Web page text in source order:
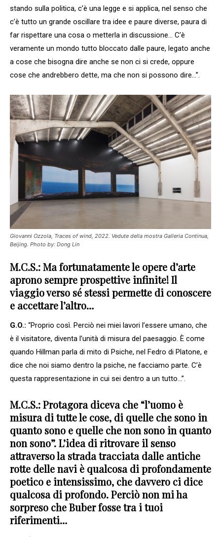
stando sulla politica, c’è una legge e si applica, nel senso che
c’è tutto un grande oscillare tra idee e paure diverse, paura di
far rispettare una cosa o metterla in discussione… C’è
veramente un mondo tutto bloccato dalle paure, legato anche
a cose che bisogna dire anche se non ci si crede, oppure
cose che andrebbero dette, ma che non si possono dire…”.
Giovanni Ozzola, Traces of wind, 2022. Vedute della mostra Galleria Continua,
Beijing. Photo by: Dong Lin
M.C.S.: Ma fortunatamente le opere d’arte
aprono sempre prospettive infinite! Il
viaggio verso sé stessi permette di conoscere
e accettare l’altro…
G.O.: “Proprio così. Perciò nei miei lavori l’essere umano, che
è il visitatore, diventa l’unità di misura del paesaggio. È come
quando Hillman parla di mito di Psiche, nel Fedro di Platone, e
dice che noi siamo dentro la psiche, ne facciamo parte. C’è
questa rappresentazione in cui sei dentro a un tutto…”.
M.C.S.: Protagora diceva che “l’uomo è
misura di tutte le cose, di quelle che sono in
quanto sono e quelle che non sono in quanto
non sono”. L’idea di ritrovare il senso
attraverso la strada tracciata dalle antiche
rotte delle navi è qualcosa di profondamente
poetico e intensissimo, che davvero ci dice
qualcosa di profondo. Perciò non mi ha
sorpreso che Buber fosse tra i tuoi
riferimenti…